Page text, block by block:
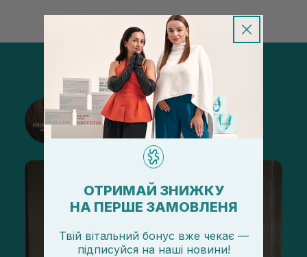
@sisters_stelmakh в Instagram
Подписаться
ОТРИМАЙ ЗНИЖКУ
НА ПЕРШЕ ЗАМОВЛЕНЯ
Твій вітальний бонус вже чекає —
підписуйся на наші новини!